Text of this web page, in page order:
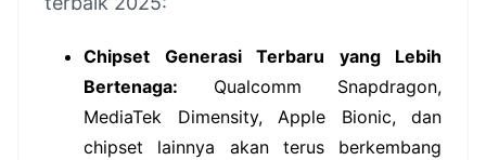
Chipset Generasi Terbaru yang Lebih
Bertenaga: Qualcomm Snapdragon,
MediaTek Dimensity, Apple Bionic, dan
chipset lainnya akan terus berkembang